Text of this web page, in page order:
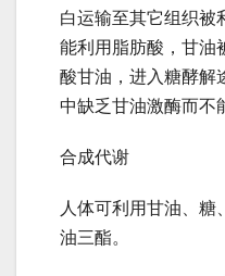
白运输至其它组织被
能利用脂肪酸，甘油
酸甘油，进入糖酵解
中缺乏甘油激酶而
合成代谢
人体可利用甘油、
油三酯。